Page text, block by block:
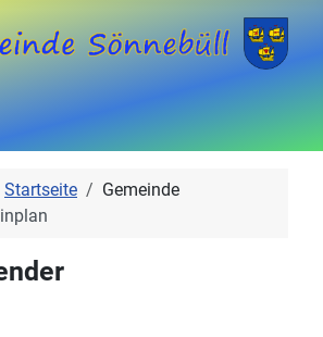
Startseite
Gemeinde